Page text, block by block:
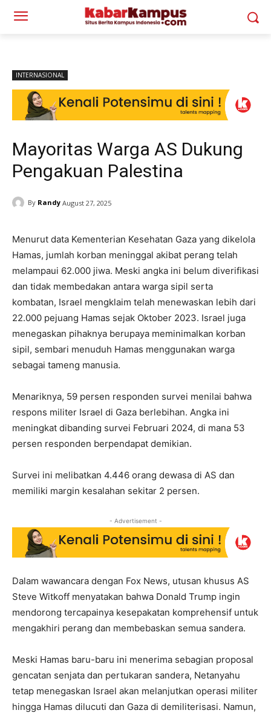
INTERNASIONAL
Mayoritas Warga AS Dukung
Pengakuan Palestina
By Randy August 27, 2025
Menurut data Kementerian Kesehatan Gaza yang dikelola
Hamas, jumlah korban meninggal akibat perang telah
melampaui 62.000 jiwa. Meski angka ini belum diverifikasi
dan tidak membedakan antara warga sipil serta
kombatan, Israel mengklaim telah menewaskan lebih dari
22.000 pejuang Hamas sejak Oktober 2023. Israel juga
menegaskan pihaknya berupaya meminimalkan korban
sipil, sembari menuduh Hamas menggunakan warga
sebagai tameng manusia.
Menariknya, 59 persen responden survei menilai bahwa
respons militer Israel di Gaza berlebihan. Angka ini
meningkat dibanding survei Februari 2024, di mana 53
persen responden berpendapat demikian.
Survei ini melibatkan 4.446 orang dewasa di AS dan
memiliki margin kesalahan sekitar 2 persen.
- Advertisement -
Dalam wawancara dengan Fox News, utusan khusus AS
Steve Witkoff menyatakan bahwa Donald Trump ingin
mendorong tercapainya kesepakatan komprehensif untuk
mengakhiri perang dan membebaskan semua sandera.
Meski Hamas baru-baru ini menerima sebagian proposal
gencatan senjata dan pertukaran sandera, Netanyahu
tetap menegaskan Israel akan melanjutkan operasi militer
hingga Hamas dilucuti dan Gaza di demiliterisasi. Namun,